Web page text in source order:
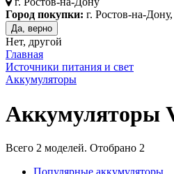
Город покупки: г. Ростов-на-
Да, верно
Нет, другой
Главная
Источники питания и свет
Аккумуляторы
Аккумуляторы
Всего 2 моделей. Отобрано 2